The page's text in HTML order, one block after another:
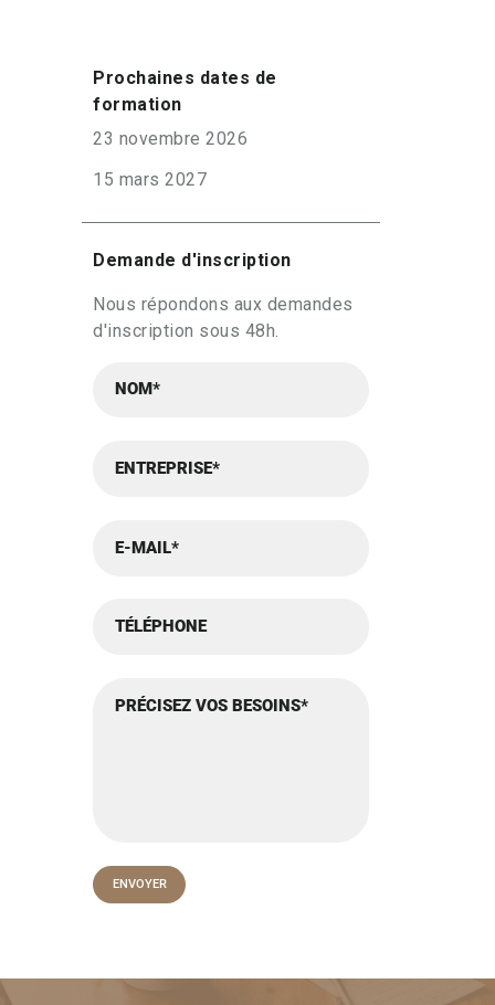
Prochaines dates de
formation
23 novembre 2026
15 mars 2027
Demande d'inscription
Nous répondons aux demandes
d'inscription sous 48h.